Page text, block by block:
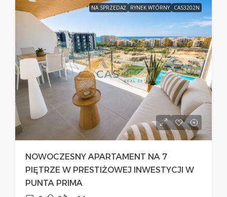
NA SPRZEDAŻ RYNEK WTÓRNY CAS3202N
NOWOCZESNY APARTAMENT NA 7
PIĘTRZE W PRESTIŻOWEJ INWESTYCJI W
PUNTA PRIMA